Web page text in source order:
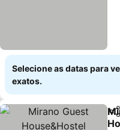
Selecione as datas para
exatos.